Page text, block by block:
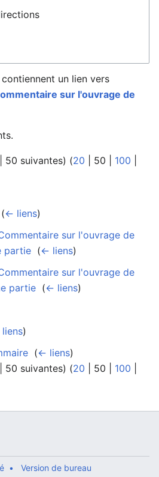
un lien vers
sur l'ouvrage de
50 suivantes) (20 50 100
(← liens)
sur l'ouvrage de
partie (← liens)
sur l'ouvrage de
partie (← liens)
)
(← liens)
50 suivantes) (20 50 100
Version de bureau